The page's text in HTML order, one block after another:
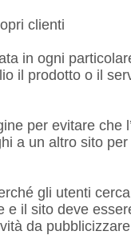
clienti
in ogni
il prodotto o il
per evitare che
a un altro sito
gli utenti
e il sito deve
da